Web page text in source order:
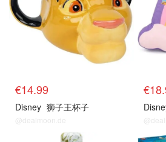
€14.99
Disney 狮子王杯子
@dealmoon.de